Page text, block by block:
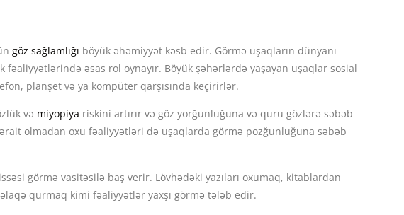
göz sağlamlığı böyük əhəmiyyət kəsb edir. Görmə uşaqların dünyanı
əsas rol oynayır. Böyük şəhərlərdə yaşayan uşaqlar sosial
planşet və ya kompüter qarşısında keçirirlər.
və miyopiya riskini artırır və göz yorğunluğuna və quru gözlərə səbəb
olmadan oxu fəaliyyətləri də uşaqlarda görmə pozğunluğuna səbəb
görmə vasitəsilə baş verir. Lövhədəki yazıları oxumaq, kitablardan
qurmaq kimi fəaliyyətlər yaxşı görmə tələb edir.